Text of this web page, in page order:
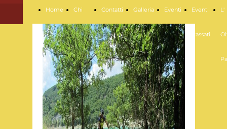
Home
Page
Chi
Siamo
Contatti Galleria Eventi
futuri
Eventi
Passati
L'